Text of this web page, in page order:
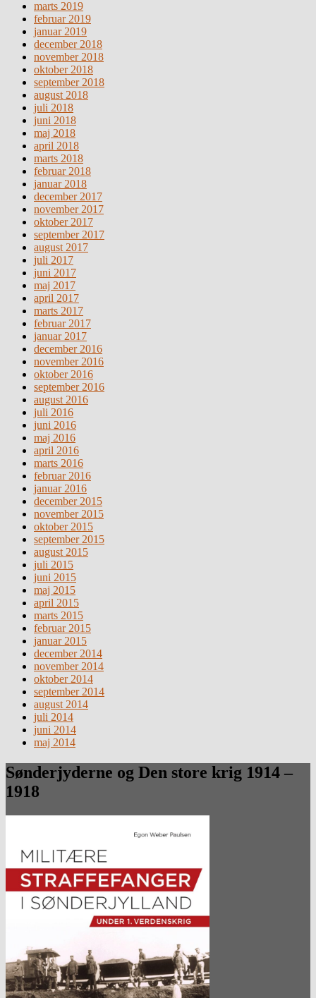
marts 2019
februar 2019
januar 2019
december 2018
november 2018
oktober 2018
september 2018
august 2018
juli 2018
juni 2018
maj 2018
april 2018
marts 2018
februar 2018
januar 2018
december 2017
november 2017
oktober 2017
september 2017
august 2017
juli 2017
juni 2017
maj 2017
april 2017
marts 2017
februar 2017
januar 2017
december 2016
november 2016
oktober 2016
september 2016
august 2016
juli 2016
juni 2016
maj 2016
april 2016
marts 2016
februar 2016
januar 2016
december 2015
november 2015
oktober 2015
september 2015
august 2015
juli 2015
juni 2015
maj 2015
april 2015
marts 2015
februar 2015
januar 2015
december 2014
november 2014
oktober 2014
september 2014
august 2014
juli 2014
juni 2014
maj 2014
Sønderjyderne og Den store krig 1914 –
1918